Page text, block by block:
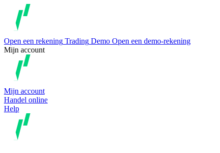
Open een rekening Trading Demo Open een demo-rekening
Mijn account
Mijn account
Handel online
Help